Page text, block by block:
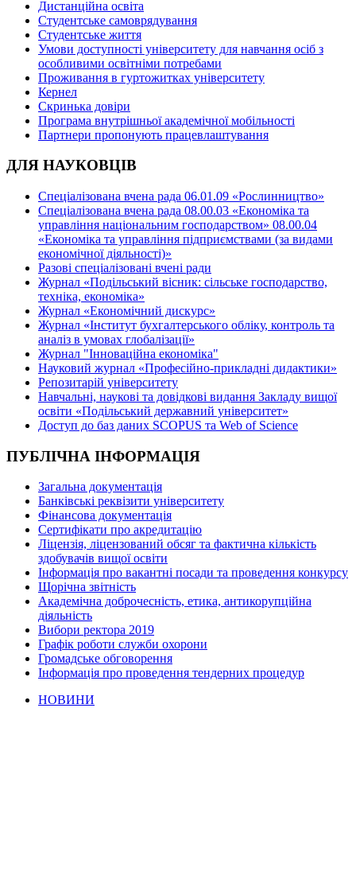
Дистанційна освіта
Студентське самоврядування
Студентське життя
Умови доступності університету для навчання осіб з
особливими освітніми потребами
Проживання в гуртожитках університету
Кернел
Скринька довіри
Програма внутрішньої академічної мобільності
Партнери пропонують працевлаштування
ДЛЯ НАУКОВЦІВ
Спеціалізована вчена рада 06.01.09 «Рослинництво»
Спеціалізована вчена рада 08.00.03 «Економіка та
управління національним господарством» 08.00.04
«Економіка та управління підприємствами (за видами
економічної діяльності)»
Разові спеціалізовані вчені ради
Журнал «Подільський вісник: сільське господарство,
техніка, економіка»
Журнал «Економічний дискурс»
Журнал «Інститут бухгалтерського обліку, контроль та
аналіз в умовах глобалізації»
Журнал "Інноваційна економіка"
Науковий журнал «Професійно-прикладні дидактики»
Репозитарій університету
Навчальні, наукові та довідкові видання Закладу вищої
освіти «Подільський державний університет»
Доступ до баз даних SCOPUS та Web of Science
ПУБЛІЧНА ІНФОРМАЦІЯ
Загальна документація
Банківські реквізити університету
Фінансова документація
Сертифікати про акредитацію
Ліцензія, ліцензований обсяг та фактична кількість
здобувачів вищої освіти
Інформація про вакантні посади та проведення конкурсу
Щорічна звітність
Академічна доброчесність, етика, антикорупційна
діяльність
Вибори ректора 2019
Графік роботи служби охорони
Громадське обговорення
Інформація про проведення тендерних процедур
НОВИНИ